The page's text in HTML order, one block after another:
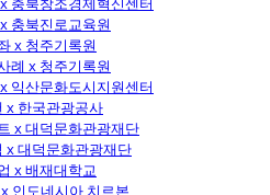
충북진로교육원
x 청주기록원
례 x 청주기록원
익산문화도시지원센터
x 한국관광공사
x 대덕문화관광재단
x 대덕문화관광재단
x 배재대학교
인도네시아 치르본